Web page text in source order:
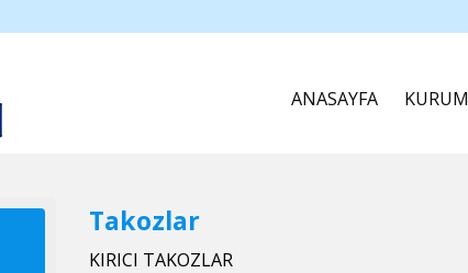
ANASAYFA
Takozlar
KIRICI TAKOZLAR